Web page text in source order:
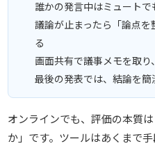
誰かの発言中はミュートで
議論が止まったら「論点
る
画面共有で議事メモを取り
最後の発表では、結論を
オンラインでも、評価の本質
か」です。ツールはあくまで